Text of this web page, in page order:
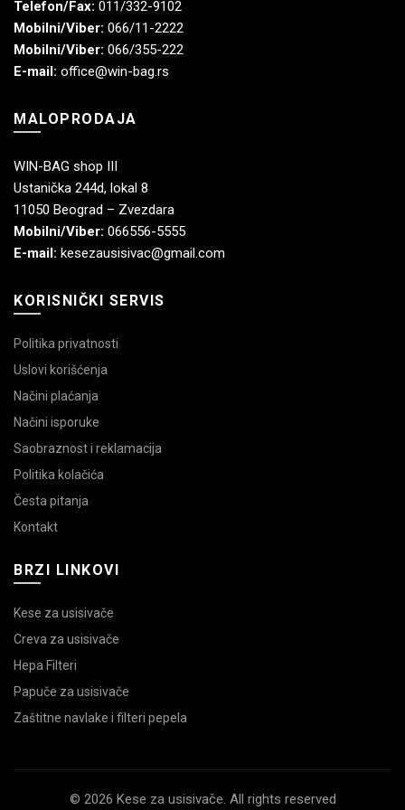
Telefon/Fax: 011/332-9102
Mobilni/Viber: 066/11-2222
Mobilni/Viber: 066/355-222
E-mail: office@win-bag.rs
MALOPRODAJA
WIN-BAG shop III
Ustanička 244d, lokal 8
11050 Beograd – Zvezdara
Mobilni/Viber: 066556-5555
E-mail: kesezausisivac@gmail.com
KORISNIČKI SERVIS
Politika privatnosti
Uslovi korišćenja
Načini plaćanja
Načini isporuke
Saobraznost i reklamacija
Politika kolačića
Česta pitanja
Kontakt
BRZI LINKOVI
Kese za usisivače
Creva za usisivače
Hepa Filteri
Papuče za usisivače
Zaštitne navlake i filteri pepela
© 2026 Kese za usisivače. All rights reserved